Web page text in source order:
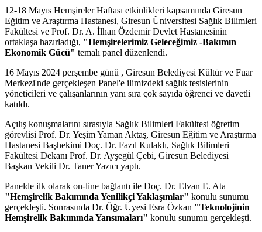
12-18 Mayıs Hemşireler Haftası etkinlikleri kapsamında Giresun
Eğitim ve Araştırma Hastanesi, Giresun Üniversitesi Sağlık Bilimleri
Fakültesi ve Prof. Dr. A. İlhan Özdemir Devlet Hastanesinin
ortaklaşa hazırladığı, "Hemşirelerimiz Geleceğimiz -Bakımın
Ekonomik Gücü" temalı panel düzenlendi.
16 Mayıs 2024 perşembe günü , Giresun Belediyesi Kültür ve Fuar
Merkezi'nde gerçekleşen Panel'e ilimizdeki sağlık tesislerinin
yöneticileri ve çalışanlarının yanı sıra çok sayıda öğrenci ve davetli
katıldı.
Açılış konuşmalarını sırasıyla Sağlık Bilimleri Fakültesi öğretim
görevlisi Prof. Dr. Yeşim Yaman Aktaş, Giresun Eğitim ve Araştırma
Hastanesi Başhekimi Doç. Dr. Fazıl Kulaklı, Sağlık Bilimleri
Fakültesi Dekanı Prof. Dr. Ayşegül Çebi, Giresun Belediyesi
Başkan Vekili Dr. Taner Yazıcı yaptı.
Panelde ilk olarak on-line bağlantı ile Doç. Dr. Elvan E. Ata
"Hemşirelik Bakımında Yenilikçi Yaklaşımlar" konulu sunumu
gerçekleşti. Sonrasında Dr. Öğr. Üyesi Esra Özkan "Teknolojinin
Hemşirelik Bakımında Yansımaları" konulu sunumu gerçekleşti.